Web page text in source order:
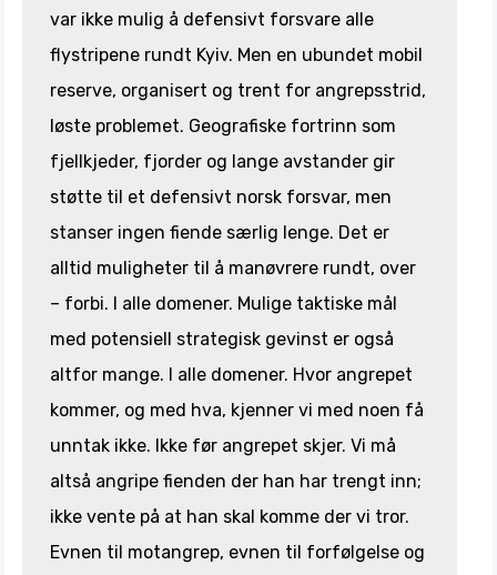
var ikke mulig å defensivt forsvare alle
flystripene rundt Kyiv. Men en ubundet mobil
reserve, organisert og trent for angrepsstrid,
løste problemet. Geografiske fortrinn som
fjellkjeder, fjorder og lange avstander gir
støtte til et defensivt norsk forsvar, men
stanser ingen fiende særlig lenge. Det er
alltid muligheter til å manøvrere rundt, over
– forbi. I alle domener. Mulige taktiske mål
med potensiell strategisk gevinst er også
altfor mange. I alle domener. Hvor angrepet
kommer, og med hva, kjenner vi med noen få
unntak ikke. Ikke før angrepet skjer. Vi må
altså angripe fienden der han har trengt inn;
ikke vente på at han skal komme der vi tror.
Evnen til motangrep, evnen til forfølgelse og